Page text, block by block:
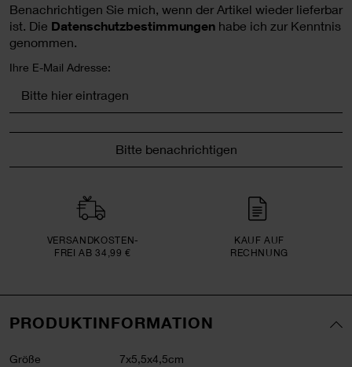
Benachrichtigen Sie mich, wenn der Artikel wieder lieferbar
ist. Die Datenschutzbestimmungen habe ich zur Kenntnis
genommen.
Ihre E-Mail Adresse:
Bitte benachrichtigen
VERSAND­KOSTEN­
FREI AB 34,99 €
KAUF AUF
RECHNUNG
PRODUKTINFORMATION
Größe 7x5,5x4,5cm